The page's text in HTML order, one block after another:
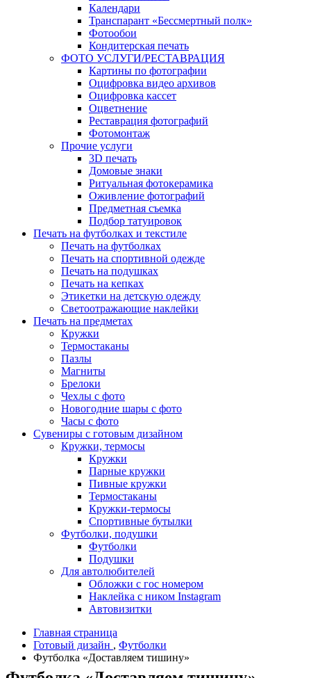
Календари
Транспарант «Бессмертный полк»
Фотообои
Кондитерская печать
ФОТО УСЛУГИ/РЕСТАВРАЦИЯ
Картины по фотографии
Оцифровка видео архивов
Оцифровка кассет
Оцветнение
Реставрация фотографий
Фотомонтаж
Прочие услуги
3D печать
Домовые знаки
Ритуальная фотокерамика
Оживление фотографий
Предметная съемка
Подбор татуировок
Печать на футболках и текстиле
Печать на футболках
Печать на спортивной одежде
Печать на подушках
Печать на кепках
Этикетки на детскую одежду
Светоотражающие наклейки
Печать на предметах
Кружки
Термостаканы
Пазлы
Магниты
Брелоки
Чехлы с фото
Новогодние шары с фото
Часы с фото
Сувениры с готовым дизайном
Кружки, термосы
Кружки
Парные кружки
Пивные кружки
Термостаканы
Кружки-термосы
Спортивные бутылки
Футболки, подушки
Футболки
Подушки
Для автолюбителей
Обложки с гос номером
Наклейка с ником Instagram
Автовизитки
Главная страница
Готовый дизайн , Футболки
Футболка «Доставляем тишину»